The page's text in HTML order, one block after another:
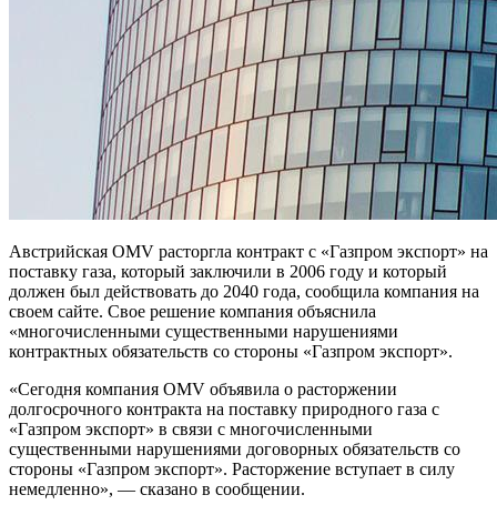
Австрийская OMV расторгла контракт с «Газпром экспорт» на
поставку газа, который заключили в 2006 году и который
должен был действовать до 2040 года, сообщила компания на
своем сайте. Свое решение компания объяснила
«многочисленными существенными нарушениями
контрактных обязательств со стороны «Газпром экспорт».
«Сегодня компания OMV объявила о расторжении
долгосрочного контракта на поставку природного газа с
«Газпром экспорт» в связи с многочисленными
существенными нарушениями договорных обязательств со
стороны «Газпром экспорт». Расторжение вступает в силу
немедленно», — сказано в сообщении.